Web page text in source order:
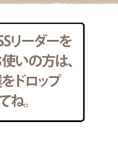
く気持ちよい鍼灸治療で